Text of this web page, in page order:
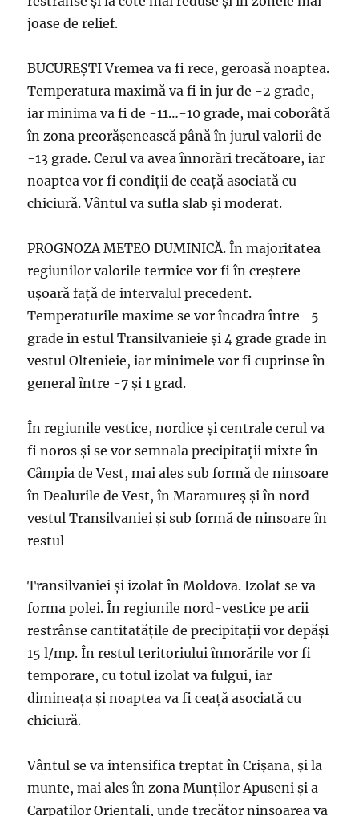
joase de relief.
BUCUREŞTI Vremea va fi rece, geroasă noaptea.
Temperatura maximă va fi in jur de -2 grade,
iar minima va fi de -11…-10 grade, mai coborâtă
în zona preorășenească până în jurul valorii de
-13 grade. Cerul va avea înnorări trecătoare, iar
noaptea vor fi condiții de ceață asociată cu
chiciură. Vântul va sufla slab și moderat.
PROGNOZA METEO DUMINICĂ. În majoritatea
regiunilor valorile termice vor fi în creștere
ușoară față de intervalul precedent.
Temperaturile maxime se vor încadra între -5
grade in estul Transilvanieie și 4 grade grade in
vestul Oltenieie, iar minimele vor fi cuprinse în
general între -7 și 1 grad.
În regiunile vestice, nordice și centrale cerul va
fi noros și se vor semnala precipitații mixte în
Câmpia de Vest, mai ales sub formă de ninsoare
în Dealurile de Vest, în Maramureș și în nord-
vestul Transilvaniei și sub formă de ninsoare în
restul
Transilvaniei și izolat în Moldova. Izolat se va
forma polei. În regiunile nord-vestice pe arii
restrânse cantitatățile de precipitații vor depăși
15 l/mp. În restul teritoriului înnorările vor fi
temporare, cu totul izolat va fulgui, iar
dimineața și noaptea va fi ceață asociată cu
chiciură.
Vântul se va intensifica treptat în Crișana, și la
munte, mai ales în zona Munților Apuseni și a
Carpaților Orientali, unde trecător ninsoarea va